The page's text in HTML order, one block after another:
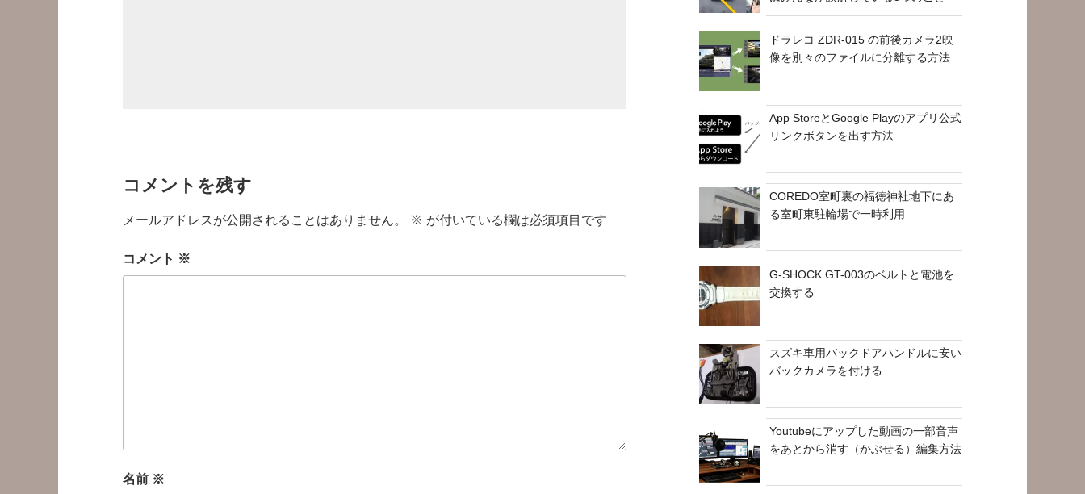
コメントを残す
メールアドレスが公開されることはありません。 ※ が付いている欄は必須項目です
コメント ※
名前 ※
ドラレコ ZDR-015 の前後カメラ2映
像を別々のファイルに分離する方法
App StoreとGoogle Playのアプリ公式
リンクボタンを出す方法
COREDO室町裏の福徳神社地下にあ
る室町東駐輪場で一時利用
G-SHOCK GT-003のベルトと電池を
交換する
スズキ車用バックドアハンドルに安い
バックカメラを付ける
Youtubeにアップした動画の一部音声
をあとから消す（かぶせる）編集方法